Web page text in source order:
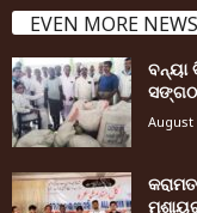
EVEN MORE NEWS
ବନ୍ୟା
August